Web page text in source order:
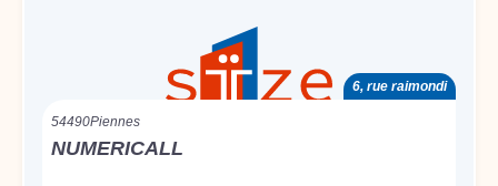
6, rue raimondi
54490Piennes
NUMERICALL